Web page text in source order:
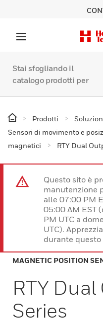
Stai sfogliando il
catalogo prodotti per
Prodotti
Sensori di movimento e
magnetici
RTY Dual
Questo sito è
manutenzione
alle 07:00 PM
05:00 AM EST
PM UTC a
UTC).
durante questo
MAGNETIC POSITION
RTY
Series